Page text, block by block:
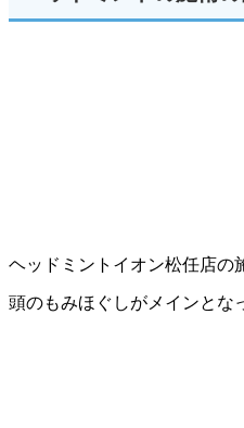
ヘッドミントイオン松任店の
頭のもみほぐしがメインとな